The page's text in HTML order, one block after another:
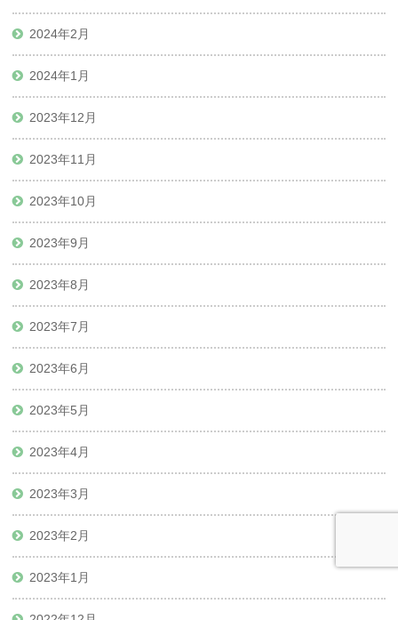
2024年2月
2024年1月
2023年12月
2023年11月
2023年10月
2023年9月
2023年8月
2023年7月
2023年6月
2023年5月
2023年4月
2023年3月
2023年2月
2023年1月